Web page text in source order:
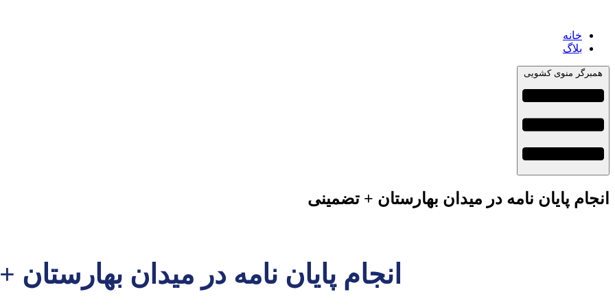
خانه
بلاگ
همبرگر منوی کشویی
انجام پایان نامه در میدان بهارستان + تضمینی
انجام پایان نامه در میدان